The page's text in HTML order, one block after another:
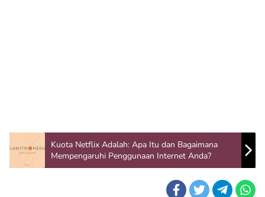
Kuota Netflix Adalah: Apa Itu dan Bagaimana
Mempengaruhi Penggunaan Internet Anda?